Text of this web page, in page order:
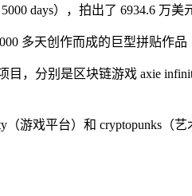
days），拍出了 6934.6 万
多天创作而成的巨型拼贴作品
，分别是区块链游戏 axie
游戏平台）和 cryptopunks（艺